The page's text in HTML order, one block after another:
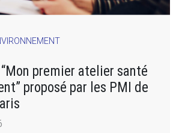
premier atelier santé
proposé par les PMI de